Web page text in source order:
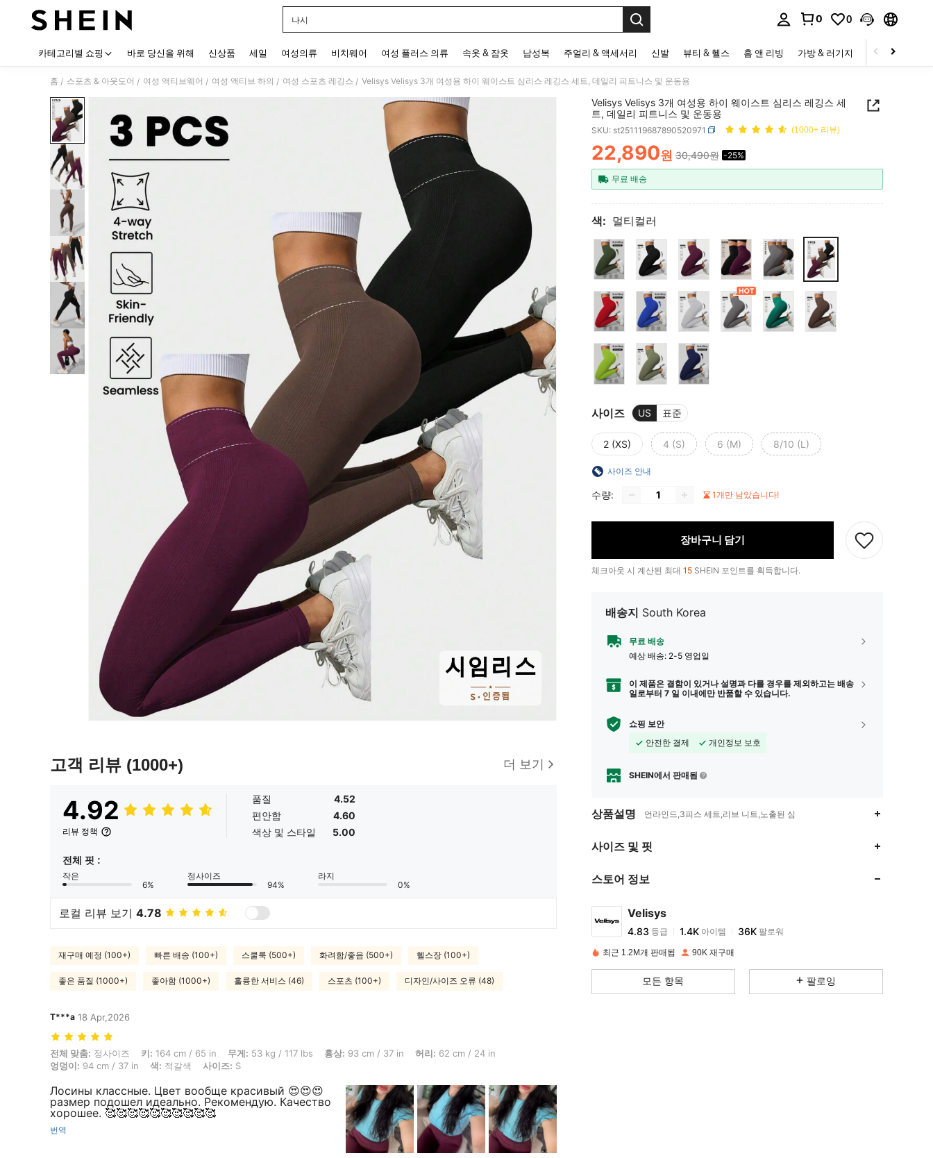
나시
0 0
카테고리별 쇼핑 바로 당신을 위해 신상품 세일 여성의류 비치웨어 여성 플러스 의류 속옷 & 잠옷 남성복 주얼리 & 액세서리 신발 뷰티 & 헬스 홈 앤 리빙 가방 & 러기지 스포츠 & 아웃
홈 / 스포츠 & 아웃도어 / 여성 액티브웨어 / 여성 액티브 하의 / 여성 스포츠 레깅스 / Velisys Velisys 3개 여성용 하이 웨이스트 심리스 레깅스 세트, 데일리 피트니스 및 운동용
고객 리뷰 (1000+) 더 보기
4.92
리뷰 정책
품질
4.52
편안함
4.60
색상 및 스타일
5.00
전체 핏 :
작은
6%
정사이즈
94%
라지
0%
로컬 리뷰 보기 4.78
재구매 예정 (100+) 빠른 배송 (100+) 스쿨룩 (500+) 화려함/좋음 (500+) 헬스장 (100+)
좋은 품질 (1000+) 좋아함 (1000+) 훌륭한 서비스 (46) 스포츠 (100+) 디자인/사이즈 오류 (48)
T***a 18 Apr,2026
전체 맞춤: 정사이즈, 키: 164 cm / 65 in, 무게: 53 kg / 117 lbs, 흉상: 93 cm / 37 in, 허리: 62 cm / 24 in, 엉덩이: 94 cm / 37 in, 색: 적갈색, 사이즈: S
전체 맞춤: 정사이즈 키: 164 cm / 65 in 무게: 53 kg / 117 lbs 흉상: 93 cm / 37 in 허리: 62 cm / 24 in
엉덩이: 94 cm / 37 in 색: 적갈색 사이즈: S
Лосины классные. Цвет вообще красивый 😍😍😍
размер подошел идеально. Рекомендую. Качество
хорошее. 🥰🥰🥰🥰🥰🥰🥰🥰🥰🥰
번역
Velisys Velisys 3개 여성용 하이 웨이스트 심리스 레깅스 세
트, 데일리 피트니스 및 운동용
SKU: st251119687890520971 (1000+ 리뷰)
PRICE AND AVAILABILITY
22,890원 30,490원 -25%
무료 배송
색: 멀티컬러
사이즈 US 표준
2 (XS) 4 (S) 6 (M) 8/10 (L)
사이즈 안내
수량: 1개만 남았습니다!
장바구니 담기
체크아웃 시 계산된 최대 15 SHEIN 포인트를 획득합니다.
배송지 South Korea
무료 배송
예상 배송: 2-5 영업일
이 제품은 결함이 있거나 설명과 다를 경우를 제외하고는 배송
일로부터 7 일 이내에만 반품할 수 있습니다.
쇼핑 보안
안전한 결제
개인정보 보호
SHEIN에서 판매됨
상품설명 언라인드,3피스 세트,리브 니트,노출된 심
사이즈 및 핏
스토어 정보
Velisys
4.83
4.83등급
j***0 이(가)하루 전에지불됨
최근 1.2M개 판매됨 90K 재구매
모든 항목 팔로잉